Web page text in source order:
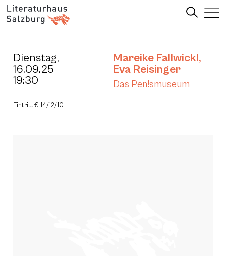
Dienstag,
16.09.25
19:30
Mareike Fallwickl,
Eva Reisinger
Das Pen!smuseum
Eintritt € 14/12/10